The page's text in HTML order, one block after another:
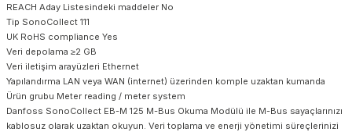
REACH Aday Listesindeki maddeler No
Tip SonoCollect 111
UK RoHS compliance Yes
Veri depolama ≥2 GB
Veri iletişim arayüzleri Ethernet
Yapılandırma LAN veya WAN (internet) üzerinden komple uzaktan kumanda
Ürün grubu Meter reading / meter system
Danfoss SonoCollect EB-M 125 M-Bus Okuma Modülü ile M-Bus sayaçlarınızı
kablosuz olarak uzaktan okuyun. Veri toplama ve enerji yönetimi süreçlerinizi